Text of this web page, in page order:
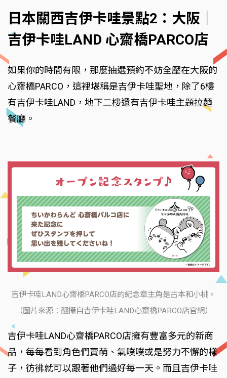
日本關西吉伊卡哇景點2：大阪｜
吉伊卡哇LAND 心齋橋PARCO店
如果你的時間有限，那麼抽選預約不妨全壓在大阪的
心齋橋PARCO，這裡堪稱是吉伊卡哇聖地，除了6樓
有吉伊卡哇LAND，地下二樓還有吉伊卡哇主題拉麵
餐廳。
吉伊卡哇LAND心齋橋PARCO店的紀念章主角是古本和小桃。
（圖片來源：翻攝自吉伊卡哇LAND心齋橋PARCO店官網）
吉伊卡哇LAND心齋橋PARCO店擁有豐富多元的新商
品，每每看到角色們賣萌、氣噗噗或是努力不懈的樣
子，彷彿就可以跟著他們過好每一天。而且吉伊卡哇